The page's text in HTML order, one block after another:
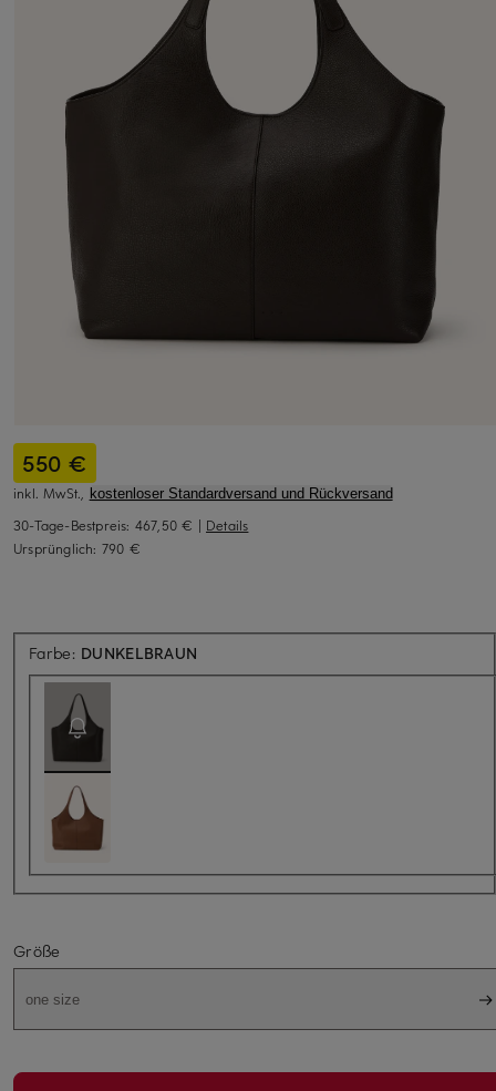
550 €
inkl. MwSt., kostenloser Standardversand und Rückversand
30-Tage-Bestpreis: 467,50 € | Details
Ursprünglich: 790 €
Farbe: DUNKELBRAUN
Größe
one size